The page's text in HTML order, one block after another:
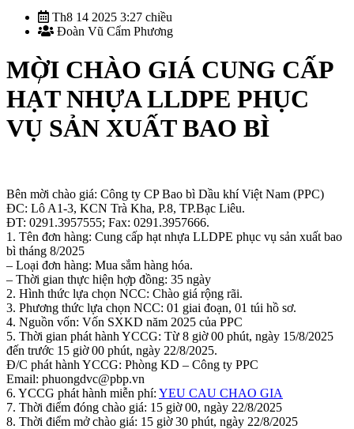
Th8 14 2025 3:27 chiều
Đoàn Vũ Cẩm Phương
MỜI CHÀO GIÁ CUNG CẤP
HẠT NHỰA LLDPE PHỤC
VỤ SẢN XUẤT BAO BÌ
Bên mời chào giá: Công ty CP Bao bì Dầu khí Việt Nam (PPC)
ĐC: Lô A1-3, KCN Trà Kha, P.8, TP.Bạc Liêu.
ĐT: 0291.3957555; Fax: 0291.3957666.
1. Tên đơn hàng: Cung cấp hạt nhựa LLDPE phục vụ sản xuất bao
bì tháng 8/2025
– Loại đơn hàng: Mua sắm hàng hóa.
– Thời gian thực hiện hợp đồng: 35 ngày
2. Hình thức lựa chọn NCC: Chào giá rộng rãi.
3. Phương thức lựa chọn NCC: 01 giai đoạn, 01 túi hồ sơ.
4. Nguồn vốn: Vốn SXKD năm 2025 của PPC
5. Thời gian phát hành YCCG: Từ 8 giờ 00 phút, ngày 15/8/2025
đến trước 15 giờ 00 phút, ngày 22/8/2025.
Đ/C phát hành YCCG: Phòng KD – Công ty PPC
Email: phuongdvc@pbp.vn
6. YCCG phát hành miễn phí: YEU CAU CHAO GIA
7. Thời điểm đóng chào giá: 15 giờ 00, ngày 22/8/2025
8. Thời điểm mở chào giá: 15 giờ 30 phút, ngày 22/8/2025